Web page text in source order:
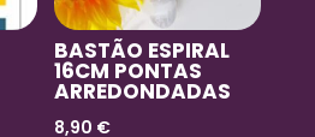
BASTÃO ESPIRAL
16CM PONTAS
ARREDONDADAS
8,90 €